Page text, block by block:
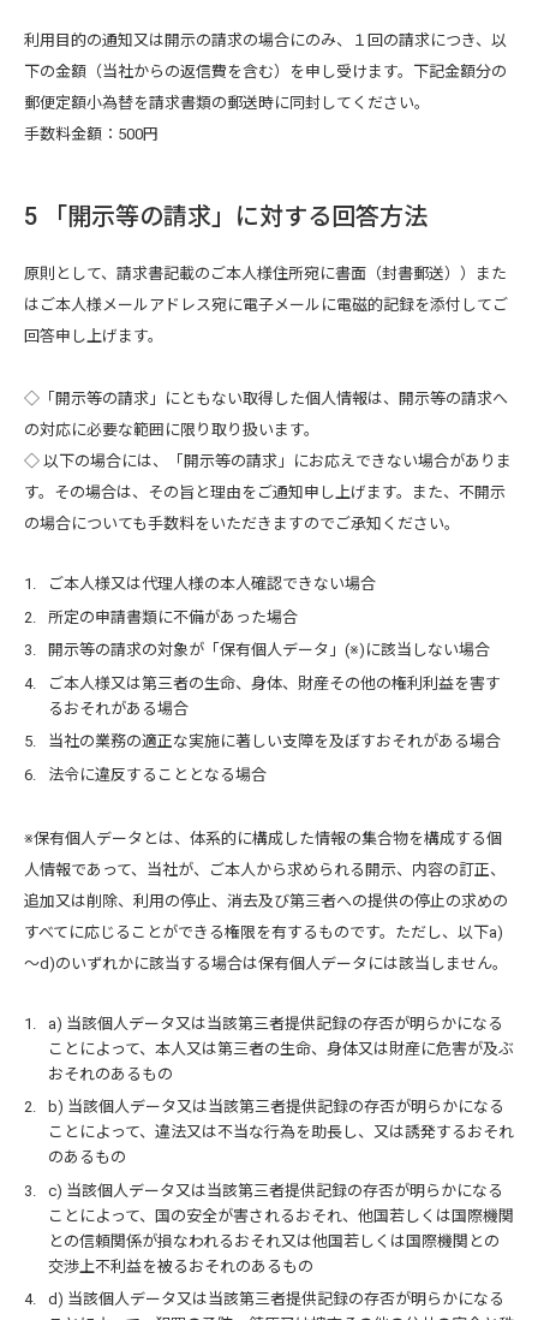
利用目的の通知又は開示の請求の場合にのみ、１回の請求につき、以
下の金額（当社からの返信費を含む）を申し受けます。下記金額分の
郵便定額小為替を請求書類の郵送時に同封してください。
手数料金額：500円
5 「開示等の請求」に対する回答方法
原則として、請求書記載のご本人様住所宛に書面（封書郵送））また
はご本人様メールアドレス宛に電子メールに電磁的記録を添付してご
回答申し上げます。
◇「開示等の請求」にともない取得した個人情報は、開示等の請求へ
の対応に必要な範囲に限り取り扱います。
◇ 以下の場合には、「開示等の請求」にお応えできない場合がありま
す。その場合は、その旨と理由をご通知申し上げます。また、不開示
の場合についても手数料をいただきますのでご承知ください。
ご本人様又は代理人様の本人確認できない場合
所定の申請書類に不備があった場合
開示等の請求の対象が「保有個人データ」(※)に該当しない場合
ご本人様又は第三者の生命、身体、財産その他の権利利益を害す
るおそれがある場合
当社の業務の適正な実施に著しい支障を及ぼすおそれがある場合
法令に違反することとなる場合
※保有個人データとは、体系的に構成した情報の集合物を構成する個
人情報であって、当社が、ご本人から求められる開示、内容の訂正、
追加又は削除、利用の停止、消去及び第三者への提供の停止の求めの
すべてに応じることができる権限を有するものです。ただし、以下a)
～d)のいずれかに該当する場合は保有個人データには該当しません。
a) 当該個人データ又は当該第三者提供記録の存否が明らかになる
ことによって、本人又は第三者の生命、身体又は財産に危害が及ぶ
おそれのあるもの
b) 当該個人データ又は当該第三者提供記録の存否が明らかになる
ことによって、違法又は不当な行為を助長し、又は誘発するおそれ
のあるもの
c) 当該個人データ又は当該第三者提供記録の存否が明らかになる
ことによって、国の安全が害されるおそれ、他国若しくは国際機関
との信頼関係が損なわれるおそれ又は他国若しくは国際機関との
交渉上不利益を被るおそれのあるもの
d) 当該個人データ又は当該第三者提供記録の存否が明らかになる